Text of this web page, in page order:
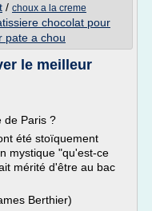
/ choux a la creme
chocolat pour
pate a chou
le meilleur
de Paris ?
été stoïquement
mystique "qu'est-ce
mérité d'être au bac
Berthier)